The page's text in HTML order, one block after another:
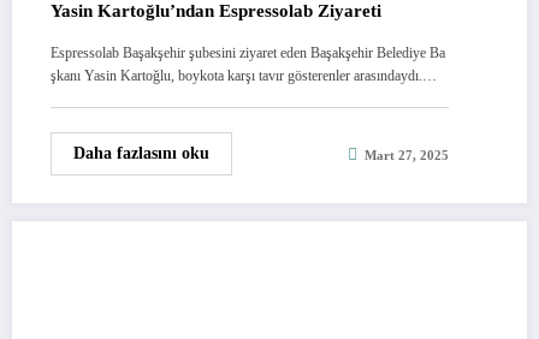
Yasin Kartoğlu’ndan Espressolab Ziyareti
Espressolab Başakşehir şubesini ziyaret eden Başakşehir Belediye Ba
şkanı Yasin Kartoğlu, boykota karşı tavır gösterenler arasındaydı.…
Daha fazlasını oku Mart 27, 2025